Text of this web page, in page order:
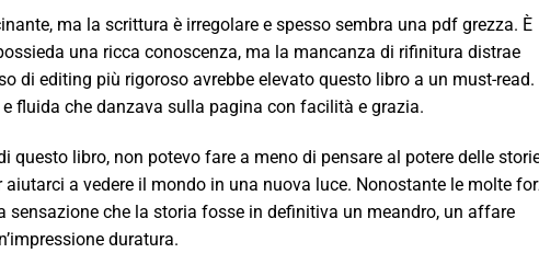
ma la scrittura è irregolare e spesso sembra una pdf grezza. È
una ricca conoscenza, ma la mancanza di rifinitura distrae
di editing più rigoroso avrebbe elevato questo libro a un must-read.
fluida che danzava sulla pagina con facilità e grazia.
questo libro, non potevo fare a meno di pensare al potere delle
aiutarci a vedere il mondo in una nuova luce. Nonostante le molte
sensazione che la storia fosse in definitiva un meandro, un affare
duratura.